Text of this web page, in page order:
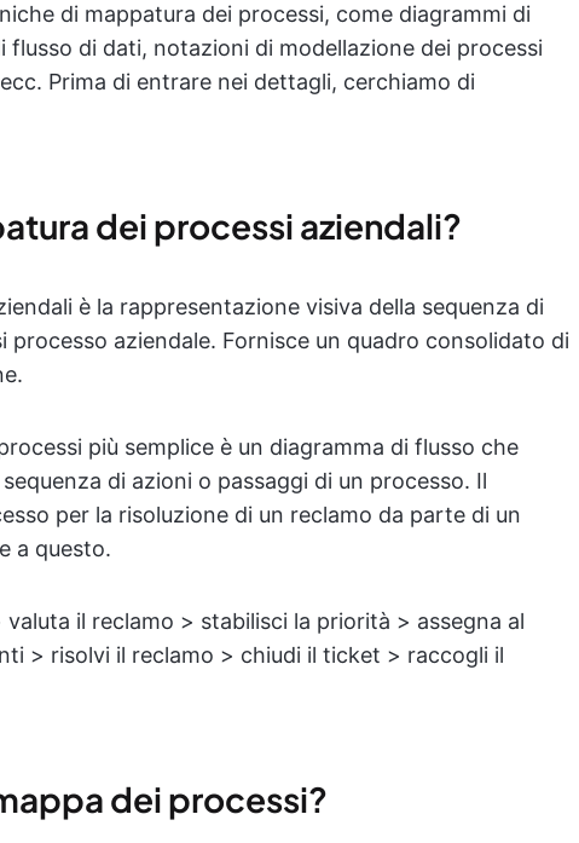
di mappatura dei processi, come diagrammi di
flusso di dati, notazioni di modellazione dei processi
Prima di entrare nei dettagli, cerchiamo di
dei processi aziendali?
è la rappresentazione visiva della sequenza di
processo aziendale. Fornisce un quadro consolidato di
più semplice è un diagramma di flusso che
di azioni o passaggi di un processo. Il
per la risoluzione di un reclamo da parte di un
a questo.
il reclamo > stabilisci la priorità > assegna al
> risolvi il reclamo > chiudi il ticket > raccogli il
dei processi?